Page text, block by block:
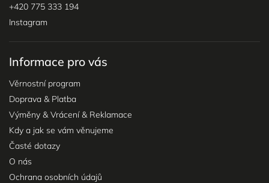
+420 775 333 194
Instagram
Informace pro vás
Věrnostní program
Doprava & Platba
Výměny & Vrácení & Reklamace
Kdy a jak se vám věnujeme
Časté dotazy
O nás
Ochrana osobních údajů